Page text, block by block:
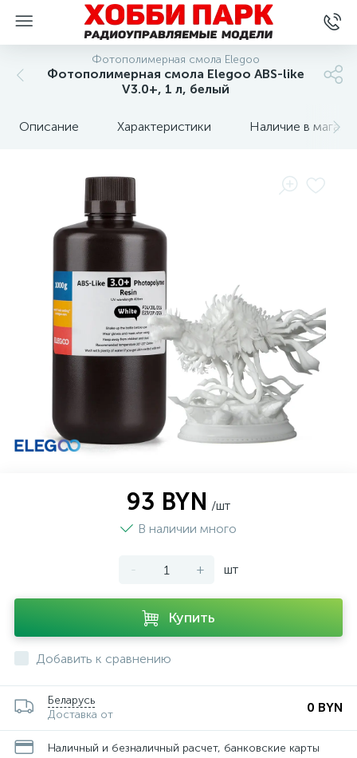
Фотополимерная смола Elegoo
Фотополимерная смола Elegoo ABS-like
V3.0+, 1 л, белый
Описание Характеристики Наличие в
93 BYN /шт
В наличии много
- + шт
Купить
Добавить к сравнению
Беларусь
Доставка от
0 BYN
Наличный и безналичный расчет, банковские карты